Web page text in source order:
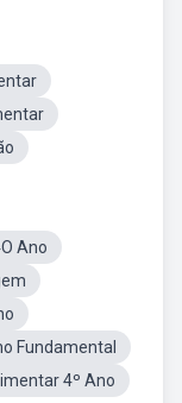
Ano
Fundamental
4º Ano